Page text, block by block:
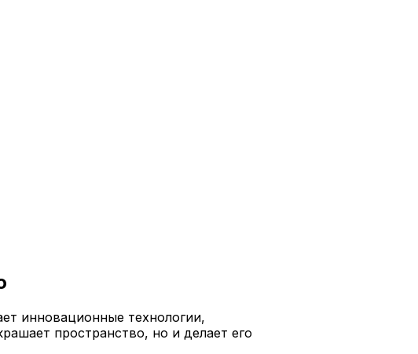
инновационные технологии,
пространство, но и делает его